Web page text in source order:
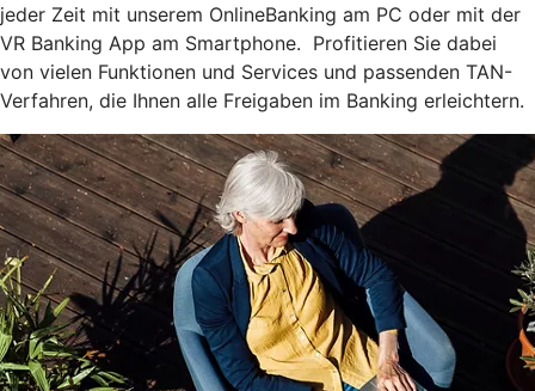
jeder Zeit mit unserem OnlineBanking am PC oder mit der
VR Banking App am Smartphone. Profitieren Sie dabei
von vielen Funktionen und Services und passenden TAN-
Verfahren, die Ihnen alle Freigaben im Banking erleichtern.